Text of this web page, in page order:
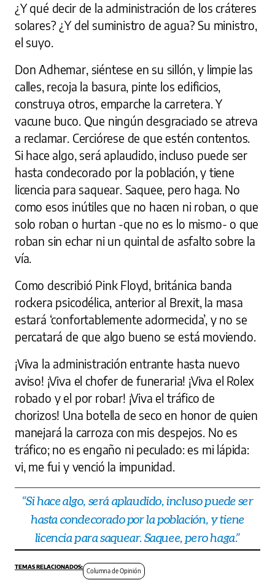
¿Y qué decir de la administración de los cráteres
solares? ¿Y del suministro de agua? Su ministro,
el suyo.
Don Adhemar, siéntese en su sillón, y limpie las
calles, recoja la basura, pinte los edificios,
construya otros, emparche la carretera. Y
vacune buco. Que ningún desgraciado se atreva
a reclamar. Cerciórese de que estén contentos.
Si hace algo, será aplaudido, incluso puede ser
hasta condecorado por la población, y tiene
licencia para saquear. Saquee, pero haga. No
como esos inútiles que no hacen ni roban, o que
solo roban o hurtan -que no es lo mismo- o que
roban sin echar ni un quintal de asfalto sobre la
vía.
Como describió Pink Floyd, británica banda
rockera psicodélica, anterior al Brexit, la masa
estará ‘confortablemente adormecida’, y no se
percatará de que algo bueno se está moviendo.
¡Viva la administración entrante hasta nuevo
aviso! ¡Viva el chofer de funeraria! ¡Viva el Rolex
robado y el por robar! ¡Viva el tráfico de
chorizos! Una botella de seco en honor de quien
manejará la carroza con mis despejos. No es
tráfico; no es engaño ni peculado: es mi lápida:
vi, me fui y venció la impunidad.
“Si hace algo, será aplaudido, incluso puede ser
hasta condecorado por la población, y tiene
licencia para saquear. Saquee, pero haga.”
Columna de Opinión